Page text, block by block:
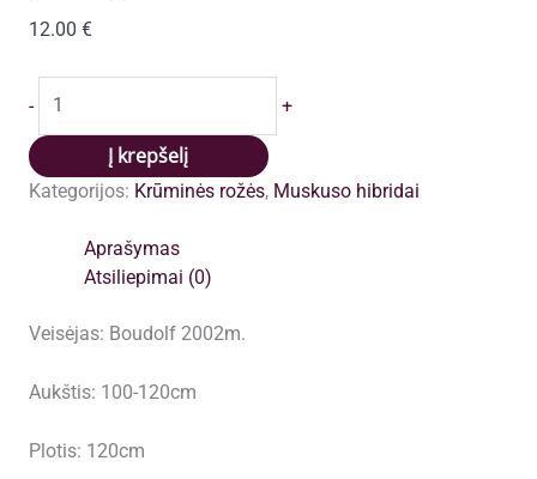
12.00 €
-
kiekis:
DINKY
(VELHEAV)
plikomis
siuntimas
pabaigos
+
Į krepšelį
Kategorijos: Krūminės rožės, Muskuso hibridai
Aprašymas
Atsiliepimai (0)
Veisėjas: Boudolf 2002m.
Aukštis: 100-120cm
Plotis: 120cm